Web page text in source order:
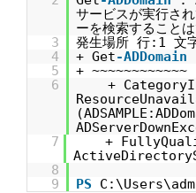
サービスが実行さ
ーを検索することは
3
発生場所 行:1 文
4
+ Get-ADDomain
5
+ ~~~~~~~~~~~~
6
+
7
+
8
9
PS